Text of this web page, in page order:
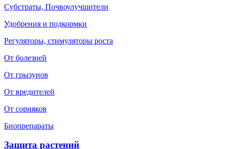
Субстраты, Почвоулучшители
Удобрения и подкормки
Регуляторы, стимуляторы роста
От болезней
От грызунов
От вредителей
От сорняков
Биопрепараты
Защита растений